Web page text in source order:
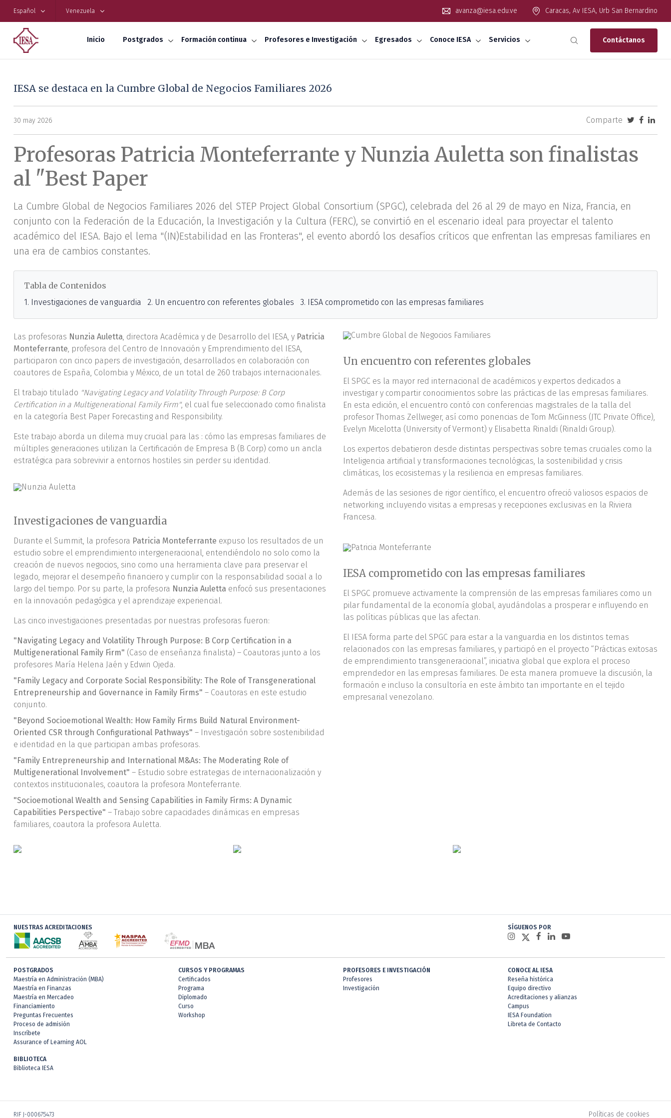
Español Venezuela avanza@iesa.edu.ve Caracas, Av IESA, Urb San Bernardino
Inicio Postgrados Formación continua Profesores e Investigación Egresados Conoce IESA Servicios Contáctanos
IESA se destaca en la Cumbre Global de Negocios Familiares 2026
30 may 2026 Comparte
Profesoras Patricia Monteferrante y Nunzia Auletta son finalistas
al "Best Paper
La Cumbre Global de Negocios Familiares 2026 del STEP Project Global Consortium (SPGC), celebrada del 26 al 29 de mayo en Niza, Francia, en
conjunto con la Federación de la Educación, la Investigación y la Cultura (FERC), se convirtió en el escenario ideal para proyectar el talento
académico del IESA. Bajo el lema "(IN)Estabilidad en las Fronteras", el evento abordó los desafíos críticos que enfrentan las empresas familiares en
una era de cambios constantes.
Tabla de Contenidos
1. Investigaciones de vanguardia 2. Un encuentro con referentes globales 3. IESA comprometido con las empresas familiares
Las profesoras Nunzia Auletta, directora Académica y de Desarrollo del IESA, y Patricia
Monteferrante, profesora del Centro de Innovación y Emprendimiento del IESA,
participaron con cinco papers de investigación, desarrollados en colaboración con
coautores de España, Colombia y México, de un total de 260 trabajos internacionales.
El trabajo titulado "Navigating Legacy and Volatility Through Purpose: B Corp
Certification in a Multigenerational Family Firm", el cual fue seleccionado como finalista
en la categoría Best Paper Forecasting and Responsibility.
Este trabajo aborda un dilema muy crucial para las : cómo las empresas familiares de
múltiples generaciones utilizan la Certificación de Empresa B (B Corp) como un ancla
estratégica para sobrevivir a entornos hostiles sin perder su identidad.
Investigaciones de vanguardia
Durante el Summit, la profesora Patricia Monteferrante expuso los resultados de un
estudio sobre el emprendimiento intergeneracional, entendiéndolo no solo como la
creación de nuevos negocios, sino como una herramienta clave para preservar el
legado, mejorar el desempeño financiero y cumplir con la responsabilidad social a lo
largo del tiempo. Por su parte, la profesora Nunzia Auletta enfocó sus presentaciones
en la innovación pedagógica y el aprendizaje experiencial.
Las cinco investigaciones presentadas por nuestras profesoras fueron:
"Navigating Legacy and Volatility Through Purpose: B Corp Certification in a
Multigenerational Family Firm" (Caso de enseñanza finalista) – Coautoras junto a los
profesores María Helena Jaén y Edwin Ojeda.
"Family Legacy and Corporate Social Responsibility: The Role of Transgenerational
Entrepreneurship and Governance in Family Firms" – Coautoras en este estudio
conjunto.
"Beyond Socioemotional Wealth: How Family Firms Build Natural Environment-
Oriented CSR through Configurational Pathways" – Investigación sobre sostenibilidad
e identidad en la que participan ambas profesoras.
"Family Entrepreneurship and International M&As: The Moderating Role of
Multigenerational Involvement" – Estudio sobre estrategias de internacionalización y
contextos institucionales, coautora la profesora Monteferrante.
"Socioemotional Wealth and Sensing Capabilities in Family Firms: A Dynamic
Capabilities Perspective" – Trabajo sobre capacidades dinámicas en empresas
familiares, coautora la profesora Auletta.
Un encuentro con referentes globales
El SPGC es la mayor red internacional de académicos y expertos dedicados a
investigar y compartir conocimientos sobre las prácticas de las empresas familiares.
En esta edición, el encuentro contó con conferencias magistrales de la talla del
profesor Thomas Zellweger, así como ponencias de Tom McGinness (JTC Private Office),
Evelyn Micelotta (University of Vermont) y Elisabetta Rinaldi (Rinaldi Group).
Los expertos debatieron desde distintas perspectivas sobre temas cruciales como la
Inteligencia artificial y transformaciones tecnológicas, la sostenibilidad y crisis
climáticas, los ecosistemas y la resiliencia en empresas familiares.
Además de las sesiones de rigor científico, el encuentro ofreció valiosos espacios de
networking, incluyendo visitas a empresas y recepciones exclusivas en la Riviera
Francesa.
IESA comprometido con las empresas familiares
El SPGC promueve activamente la comprensión de las empresas familiares como un
pilar fundamental de la economía global, ayudándolas a prosperar e influyendo en
las políticas públicas que las afectan.
El IESA forma parte del SPGC para estar a la vanguardia en los distintos temas
relacionados con las empresas familiares, y participó en el proyecto “Prácticas exitosas
de emprendimiento transgeneracional”, iniciativa global que explora el proceso
emprendedor en las empresas familiares. De esta manera promueve la discusión, la
formación e incluso la consultoría en este ámbito tan importante en el tejido
empresarial venezolano.
NUESTRAS ACREDITACIONES SÍGUENOS POR
POSTGRADOS
Maestría en Administración (MBA)
Maestría en Finanzas
Maestría en Mercadeo
Financiamiento
Preguntas Frecuentes
Proceso de admisión
Inscríbete
Assurance of Learning AOL
CURSOS Y PROGRAMAS
Certificados
Programa
Diplomado
Curso
Workshop
PROFESORES E INVESTIGACIÓN
Profesores
Investigación
CONOCE AL IESA
Reseña histórica
Equipo directivo
Acreditaciones y alianzas
Campus
IESA Foundation
Libreta de Contacto
BIBLIOTECA
Biblioteca IESA
RIF J-000675473 Políticas de cookies